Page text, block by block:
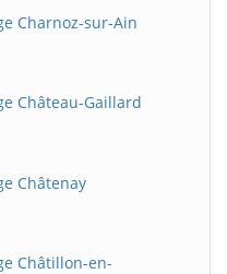
Charnoz-sur-Ain
Château-Gaillard
Châtenay
Châtillon-en-